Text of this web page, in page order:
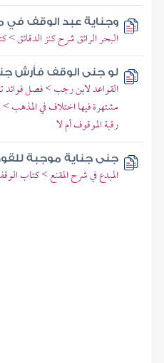
وجناية عبد الوقف في
البحر الرائق شرح كنز الدقائق
لو جنى الوقف فأرش
القواعد لابن رجب > فصل فوائد
مشتهرة فيها اختلاف في المذهب
رقبة الموقوف أم لا
جنى جناية موجبة
المبدع في شرح المقنع > كتاب